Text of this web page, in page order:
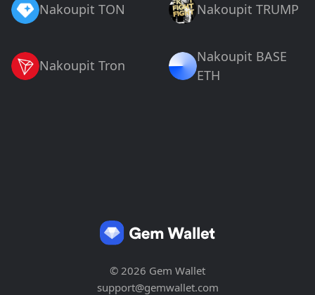
Nakoupit TON Nakoupit TRUMP
Nakoupit Tron
Nakoupit BASE
ETH
© 2026 Gem Wallet
support@gemwallet.com